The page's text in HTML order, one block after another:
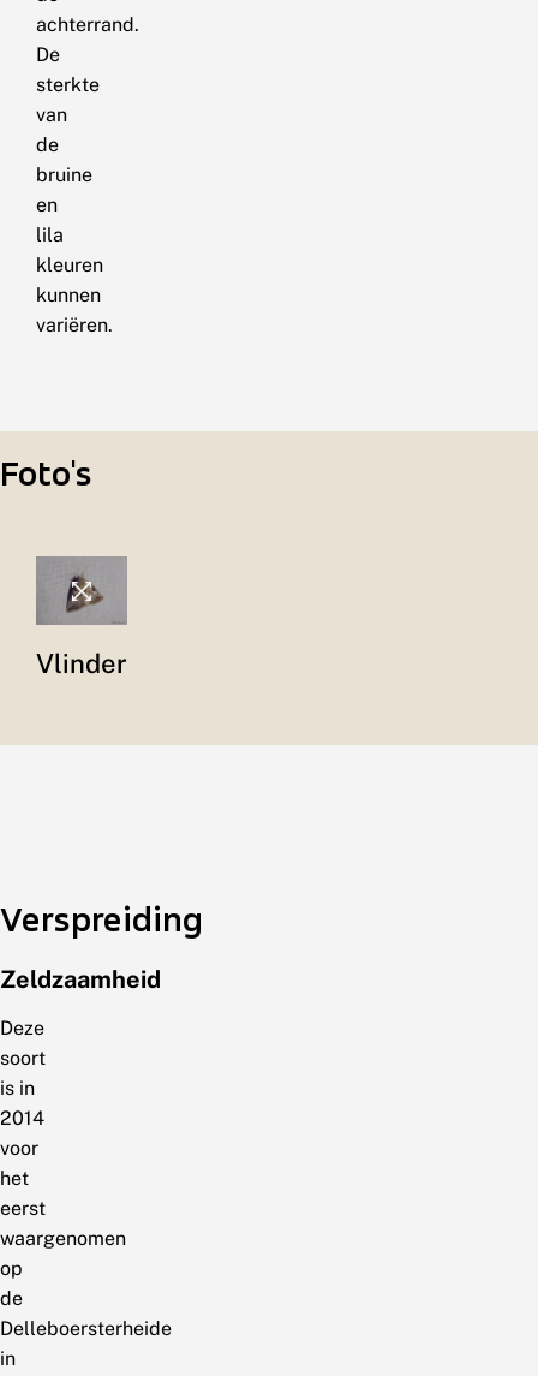
achterrand.
De
sterkte
van
de
bruine
en
lila
kleuren
kunnen
variëren.
Foto's
Vlinder
Verspreiding
Zeldzaamheid
Deze
soort
is in
2014
voor
het
eerst
waargenomen
op
de
Delleboersterheide
in